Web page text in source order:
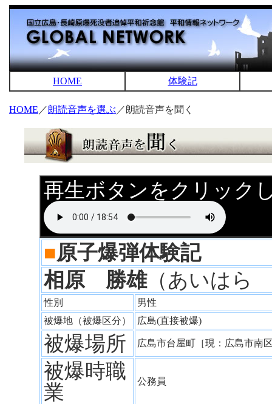
HOME 体験記
HOME ／朗読音声を選ぶ ／朗読音声を聞く
再生ボタンをクリック
■原子爆弾体験記
相原 勝雄（あいは
性別
男性
被爆地（被爆区分）
広島(直接被爆)
被爆場所 広島市台屋町［現：広島市
被爆時職
業
公務員